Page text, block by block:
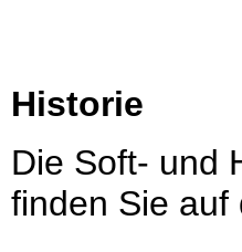
Historie
Die Soft- und
finden Sie auf